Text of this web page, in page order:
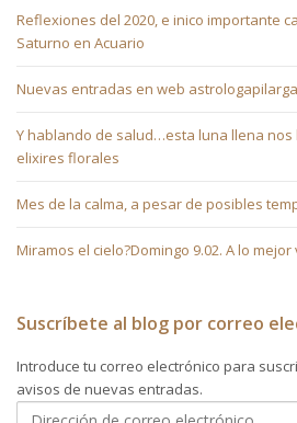
Reflexiones del 2020, e inico importante
Saturno en Acuario
Nuevas entradas en web
Y hablando de salud…esta luna llena nos
elixires florales
Mes de la calma, a pesar de posibles
Miramos el cielo?Domingo 9.02. A lo
Suscríbete al blog por correo
Introduce tu correo electrónico para
avisos de nuevas entradas.
Dirección